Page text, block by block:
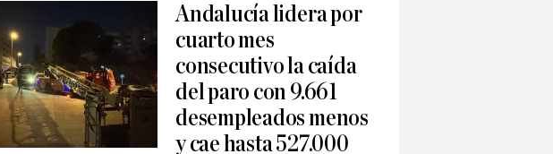
Andalucía lidera por
cuarto mes
consecutivo la caída
del paro con 9.661
desempleados menos
y cae hasta 527.000